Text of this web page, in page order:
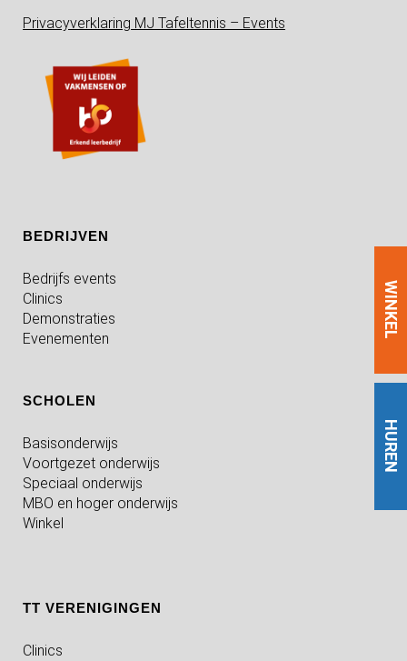
HUREN
WINKEL
Privacyverklaring MJ Tafeltennis – Events
BEDRIJVEN
Bedrijfs events
Clinics
Demonstraties
Evenementen
SCHOLEN
Basisonderwijs
Voortgezet onderwijs
Speciaal onderwijs
MBO en hoger onderwijs
Winkel
TT VERENIGINGEN
Clinics